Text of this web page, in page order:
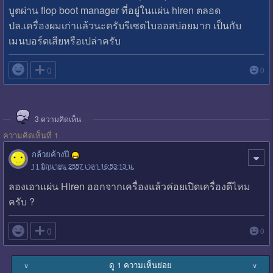
บูตผ่าน flop boot manager ที่อยู่ในแผ่น hiren ตลอด
ปล.เครื่องผมเก่าแล้วนะครับรีเซตไบออสบ่อยมาก เป็นกับ
เมนบอร์ดเสียหรือเปล่าครับ
 0 0
3 ความคิดเห็น
ความคิดเห็นที่ 1
กล้วยค้างปี
11 มิถุนายน 2557 เวลา 16:53:13 น.
ลองเอาแผ่น Hiren ออกจากเครื่องแล้วค่อยเปิดเครื่องดีไหม
ครับ ?
 0 0
∨ ดู 1 ความเห็นย่อย ∨